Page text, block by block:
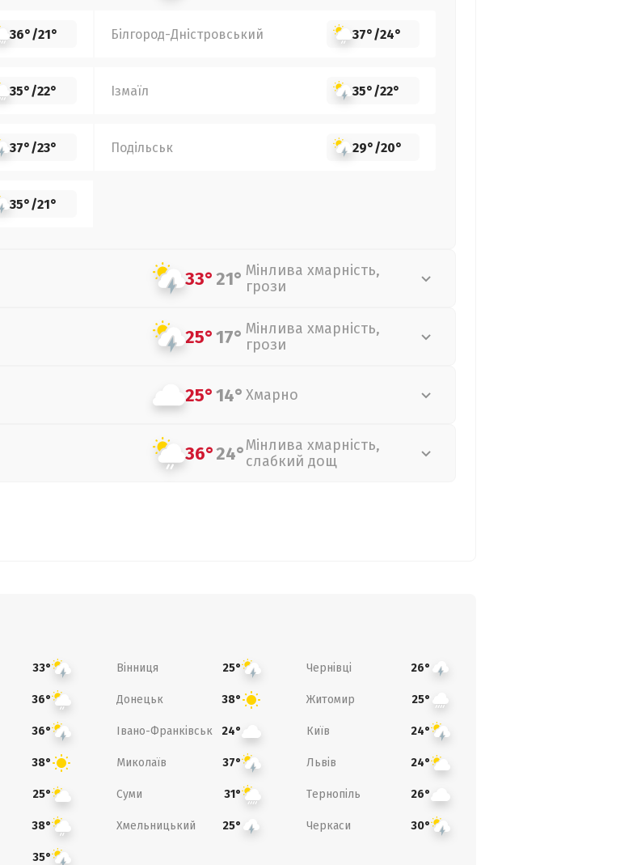
36°/21° Білгород-Дністровський 37°/24°
35°/22° Ізмаїл 35°/22°
37°/23° Подільськ 29°/20°
35°/21°
33°21° Мінлива хмарність,
грози
25°17° Мінлива хмарність,
грози
25°14° Хмарно
36°24°Мінлива хмарність,
слабкий дощ
33° Вінниця 25° Чернівці 26°
36° Донецьк 38° Житомир 25°
36° Івано-Франківськ 24° Київ 24°
38° Миколаїв 37° Львів 24°
25° Суми 31° Тернопіль 26°
38° Хмельницький 25° Черкаси 30°
35°